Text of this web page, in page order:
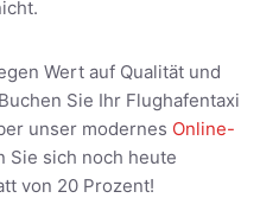
Wert auf Qualität und
Sie Ihr Flughafentaxi
unser modernes Online-
Sie sich noch heute
von 20 Prozent!